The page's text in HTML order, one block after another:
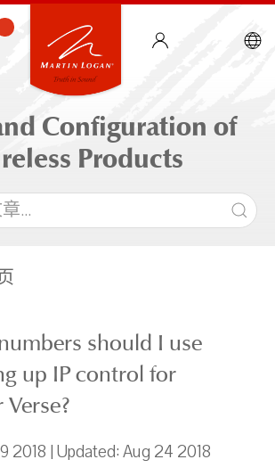
Configuration of
Products
should I use
up IP control for
2018 | Updated: Aug 24 2018